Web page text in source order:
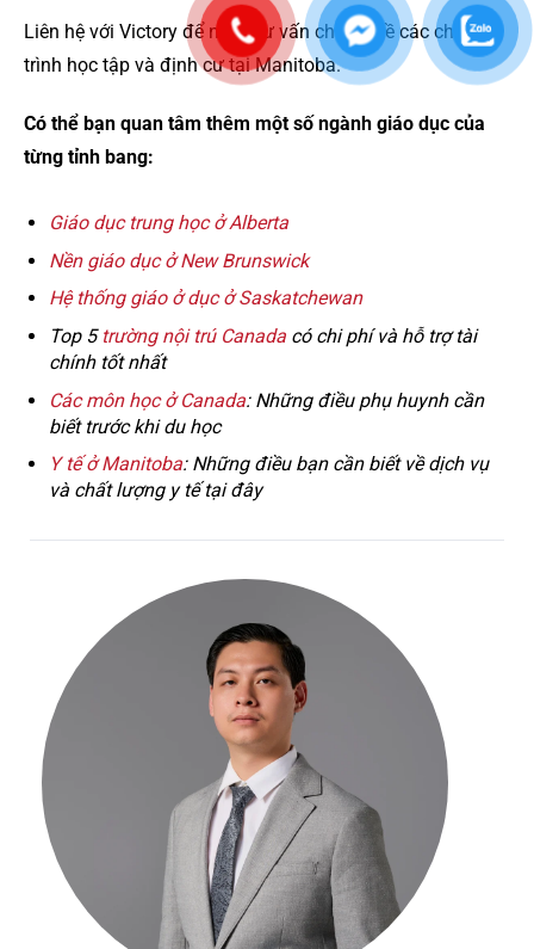
Liên hệ với Victory để nhận tư vấn chi tiết về các chương
trình học tập và định cư tại Manitoba.
Có thể bạn quan tâm thêm một số ngành giáo dục của
từng tỉnh bang:
Giáo dục trung học ở Alberta
Nền giáo dục ở New Brunswick
Hệ thống giáo ở dục ở Saskatchewan
Top 5 trường nội trú Canadacó chi phí và hỗ trợ tài
chính tốt nhất
Các môn học ở Canada: Những điều phụ huynh cần
biết trước khi du học
Y tế ở Manitoba: Những điều bạn cần biết về dịch vụ
và chất lượng y tế tại đây